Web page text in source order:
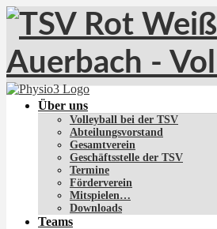
Über uns
Volleyball bei der TSV
Abteilungsvorstand
Gesamtverein
Geschäftsstelle der TSV
Termine
Förderverein
Mitspielen…
Downloads
Teams